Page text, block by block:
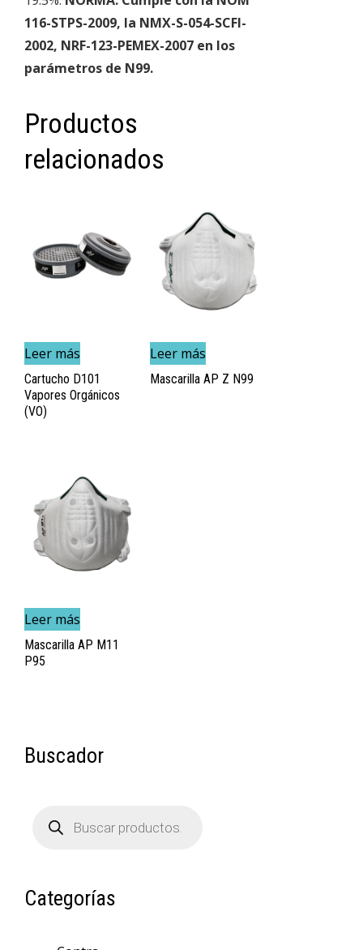
116-STPS-2009, la NMX-S-054-SCFI-
2002, NRF-123-PEMEX-2007 en los
parámetros de N99.
Productos
relacionados
Leer más
Cartucho D101
Vapores Orgánicos
(VO)
Leer más
Mascarilla AP Z N99
Leer más
Mascarilla AP M11
P95
Buscador
productos
Categorías